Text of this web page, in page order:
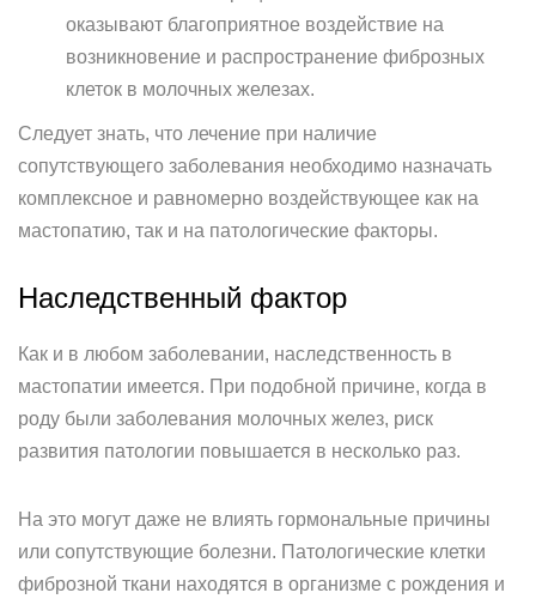
оказывают благоприятное воздействие на
возникновение и распространение фиброзных
клеток в молочных железах.
Следует знать, что лечение при наличие
сопутствующего заболевания необходимо назначать
комплексное и равномерно воздействующее как на
мастопатию, так и на патологические факторы.
Наследственный фактор
Как и в любом заболевании, наследственность в
мастопатии имеется. При подобной причине, когда в
роду были заболевания молочных желез, риск
развития патологии повышается в несколько раз.
На это могут даже не влиять гормональные причины
или сопутствующие болезни. Патологические клетки
фиброзной ткани находятся в организме с рождения и